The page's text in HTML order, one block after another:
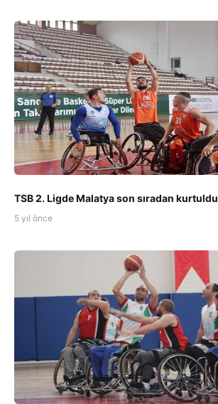
TSB 2. Ligde Malatya son sıradan kurtuldu
5 yıl önce